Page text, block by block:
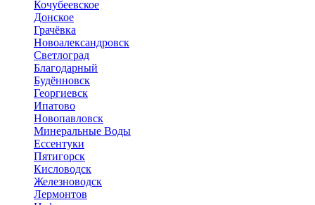
Кочубеевское
Донское
Грачёвка
Новоалександровск
Светлоград
Благодарный
Будённовск
Георгиевск
Ипатово
Новопавловск
Минеральные Воды
Ессентуки
Пятигорск
Кисловодск
Железноводск
Лермонтов